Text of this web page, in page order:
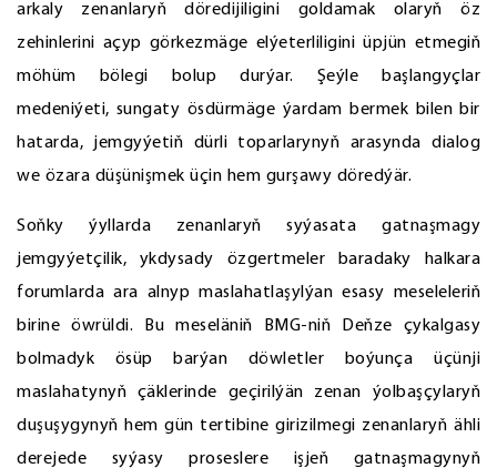
arkaly zenanlaryň döredijiligini goldamak olaryň öz
zehinlerini açyp görkezmäge elýeterliligini üpjün etmegiň
möhüm bölegi bolup durýar. Şeýle başlangyçlar
medeniýeti, sungaty ösdürmäge ýardam bermek bilen bir
hatarda, jemgyýetiň dürli toparlarynyň arasynda dialog
we özara düşünişmek üçin hem gurşawy döredýär.
Soňky ýyllarda zenanlaryň syýasata gatnaşmagy
jemgyýetçilik, ykdysady özgertmeler baradaky halkara
forumlarda ara alnyp maslahatlaşylýan esasy meseleleriň
birine öwrüldi. Bu meseläniň BMG-niň Deňze çykalgasy
bolmadyk ösüp barýan döwletler boýunça üçünji
maslahatynyň çäklerinde geçirilýän zenan ýolbaşçylaryň
duşuşygynyň hem gün tertibine girizilmegi zenanlaryň ähli
derejede syýasy proseslere işjeň gatnaşmagynyň